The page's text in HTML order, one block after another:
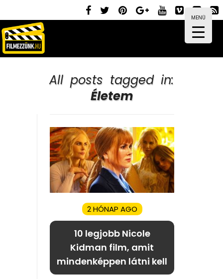
MENÜ
All posts tagged in:
Életem
2 HÓNAP AGO
10 legjobb Nicole
Kidman film, amit
mindenképpen látni kell